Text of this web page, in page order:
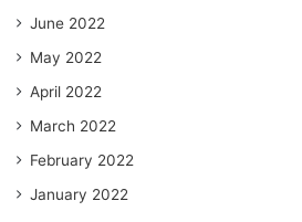
June 2022
May 2022
April 2022
March 2022
February 2022
January 2022